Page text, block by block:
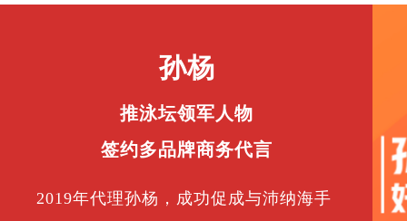
孙杨
推泳坛领军人物
签约多品牌商务代言
2019年代理孙杨，成功促成与沛纳海手